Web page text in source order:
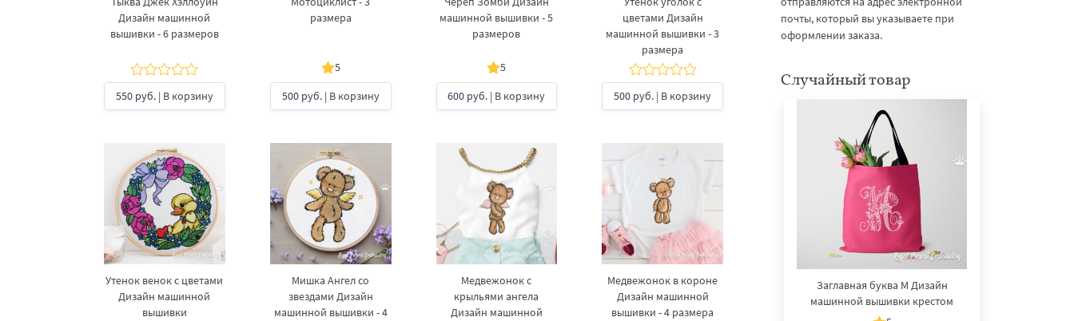
Дизайн машинной
вышивки - 6 размеров
550 руб.| В корзину
размера
5
500 руб.| В корзину
машинной вышивки - 5
размеров
5
600 руб. | В корзину
цветами Дизайн
машинной вышивки - 3
размера
500 руб. | В корзину
Утенок венок с цветами
Дизайн машинной
вышивки
Мишка Ангел со
звездами Дизайн
машинной вышивки - 4
Медвежонок с
крыльями ангела
Дизайн машинной
Медвежонок в короне
Дизайн машинной
вышивки - 4 размера
почты, который вы указываете при
оформлении заказа.
Случайный товар
Заглавная буква M Дизайн
машинной вышивки крестом